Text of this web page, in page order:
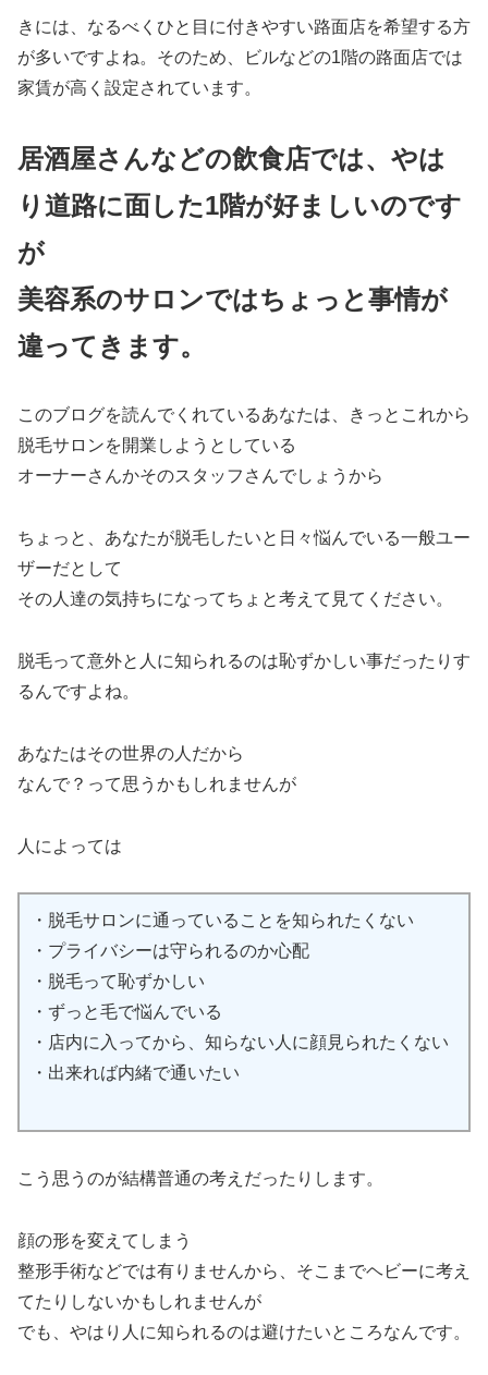
きには、なるべくひと目に付きやすい路面店を希望する方
が多いですよね。そのため、ビルなどの1階の路面店では
家賃が高く設定されています。
居酒屋さんなどの飲食店では、やは
り道路に面した1階が好ましいのです
が
美容系のサロンではちょっと事情が
違ってきます。
このブログを読んでくれているあなたは、きっとこれから
脱毛サロンを開業しようとしている
オーナーさんかそのスタッフさんでしょうから
ちょっと、あなたが脱毛したいと日々悩んでいる一般ユー
ザーだとして
その人達の気持ちになってちょと考えて見てください。
脱毛って意外と人に知られるのは恥ずかしい事だったりす
るんですよね。
あなたはその世界の人だから
なんで？って思うかもしれませんが
人によっては
・脱毛サロンに通っていることを知られたくない
・プライバシーは守られるのか心配
・脱毛って恥ずかしい
・ずっと毛で悩んでいる
・店内に入ってから、知らない人に顔見られたくない
・出来れば内緒で通いたい
こう思うのが結構普通の考えだったりします。
顔の形を変えてしまう
整形手術などでは有りませんから、そこまでヘビーに考え
てたりしないかもしれませんが
でも、やはり人に知られるのは避けたいところなんです。